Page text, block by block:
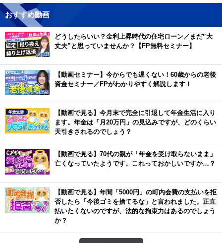
おすすめ動画
どうしたらいい？金利上昇時代の住宅ローン／まだ”大
丈夫”と思っていませんか？【FP無料セミナー】
【動画セミナー】今からでも遅くない！60歳からの老後
資金セミナー／FPがわかりやすく解説します！
【動画で見る】今月末で完全に引退して年金生活に入り
ます。年金は「月20万円」の見込みですが、どのくらい
天引きされるのでしょう？
【動画で見る】70代の親が「年金を受け取らないまま」
亡くなっていたようです。これっておかしいですか…？
【動画で見る】年間「5000円」の町内会費の支払いを拒
否したら「今後ゴミを捨てるな」と言われました。正直
払いたくないのですが、法的な拘束力はあるのでしょう
か？